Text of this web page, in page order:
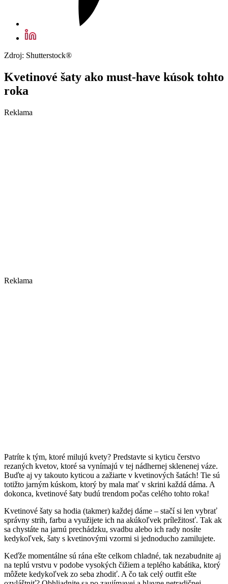
Zdroj: Shutterstock®
Kvetinové šaty ako must-have kúsok tohto
roka
Reklama
Reklama
Patríte k tým, ktoré milujú kvety? Predstavte si kyticu čerstvo
rezaných kvetov, ktoré sa vynímajú v tej nádhernej sklenenej váze.
Buďte aj vy takouto kyticou a zažiarte v kvetinových šatách! Tie sú
totižto jarným kúskom, ktorý by mala mať v skrini každá dáma. A
dokonca, kvetinové šaty budú trendom počas celého tohto roka!
Kvetinové šaty sa hodia (takmer) každej dáme – stačí si len vybrať
správny strih, farbu a využijete ich na akúkoľvek príležitosť. Tak ak
sa chystáte na jarnú prechádzku, svadbu alebo ich rady nosíte
kedykoľvek, šaty s kvetinovými vzormi si jednoducho zamilujete.
Keďže momentálne sú rána ešte celkom chladné, tak nezabudnite aj
na teplú vrstvu v podobe vysokých čižiem a teplého kabátika, ktorý
môžete kedykoľvek zo seba zhodiť. A čo tak celý outfit ešte